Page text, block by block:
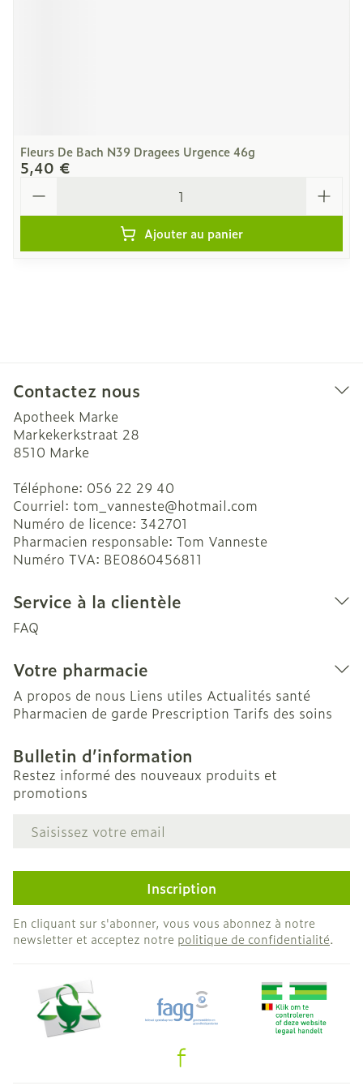
Fleurs De Bach N39 Dragees Urgence 46g
5,40 €
Ajouter au panier
Contactez nous
Apotheek Marke
Markekerkstraat 28
8510 Marke
Téléphone: 056 22 29 40
Courriel: tom_vanneste@hotmail.com
Numéro de licence: 342701
Pharmacien responsable: Tom Vanneste
Numéro TVA: BE0860456811
Service à la clientèle
FAQ
Votre pharmacie
A propos de nous Liens utiles Actualités santé
Pharmacien de garde Prescription Tarifs des soins
Bulletin d’information
Restez informé des nouveaux produits et
promotions
Adresse mail
Inscription
En cliquant sur s'abonner, vous vous abonnez à notre
newsletter et acceptez notre politique de confidentialité.